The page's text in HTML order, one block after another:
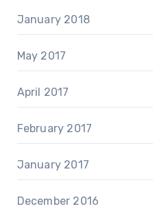
January 2018
May 2017
April 2017
February 2017
January 2017
December 2016